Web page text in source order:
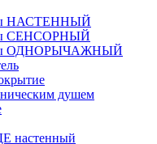
НАСТЕННЫЙ
СЕНСОРНЫЙ
ОДНОРЫЧАЖНЫЙ
душем